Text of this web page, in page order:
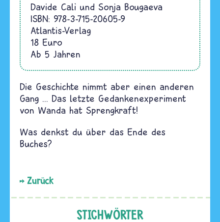
Davide Calì und Sonja Bougaeva
ISBN: 978-3-715-20605-9
Atlantis-Verlag
18 Euro
Ab 5 Jahren
Die Geschichte nimmt aber einen anderen
Gang ... Das letzte Gedankenexperiment
von Wanda hat Sprengkraft!
Was denkst du über das Ende des
Buches?
Zurück
STICHWÖRTER